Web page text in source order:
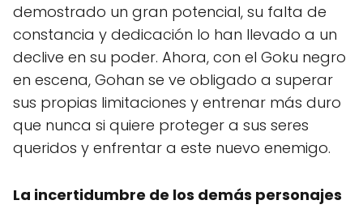
demostrado un gran potencial, su falta de
constancia y dedicación lo han llevado a un
declive en su poder. Ahora, con el Goku negro
en escena, Gohan se ve obligado a superar
sus propias limitaciones y entrenar más duro
que nunca si quiere proteger a sus seres
queridos y enfrentar a este nuevo enemigo.
La incertidumbre de los demás personajes